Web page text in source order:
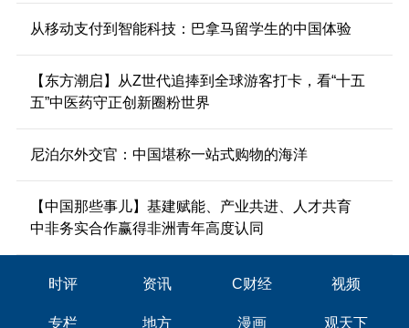
从移动支付到智能科技：巴拿马留学生的中国体验
【东方潮启】从Z世代追捧到全球游客打卡，看“十五
五”中医药守正创新圈粉世界
尼泊尔外交官：中国堪称一站式购物的海洋
【中国那些事儿】基建赋能、产业共进、人才共育
中非务实合作赢得非洲青年高度认同
时评 资讯 C财经 视频
专栏 地方 漫画 观天下